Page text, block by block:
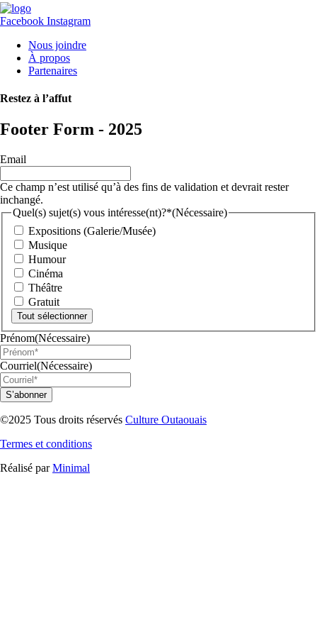
Facebook Instagram
Nous joindre
À propos
Partenaires
Restez à l’affut
Footer Form - 2025
Email
Ce champ n’est utilisé qu’à des fins de validation et devrait rester
inchangé.
Quel(s) sujet(s) vous intéresse(nt)?*(Nécessaire)
Expositions (Galerie/Musée)
Musique
Humour
Cinéma
Théâtre
Gratuit
Tout sélectionner
Prénom(Nécessaire)
Courriel(Nécessaire)
©2025 Tous droits réservés Culture Outaouais
Termes et conditions
Réalisé parMinimal